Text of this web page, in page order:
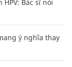
Bác sĩ nói
ý nghĩa thay